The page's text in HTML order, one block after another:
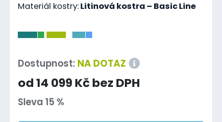
Materiál kostry:Litinová kostra – Basic Line
Dostupnost: NA DOTAZ
od 14 099 Kč bez DPH
Sleva 15 %